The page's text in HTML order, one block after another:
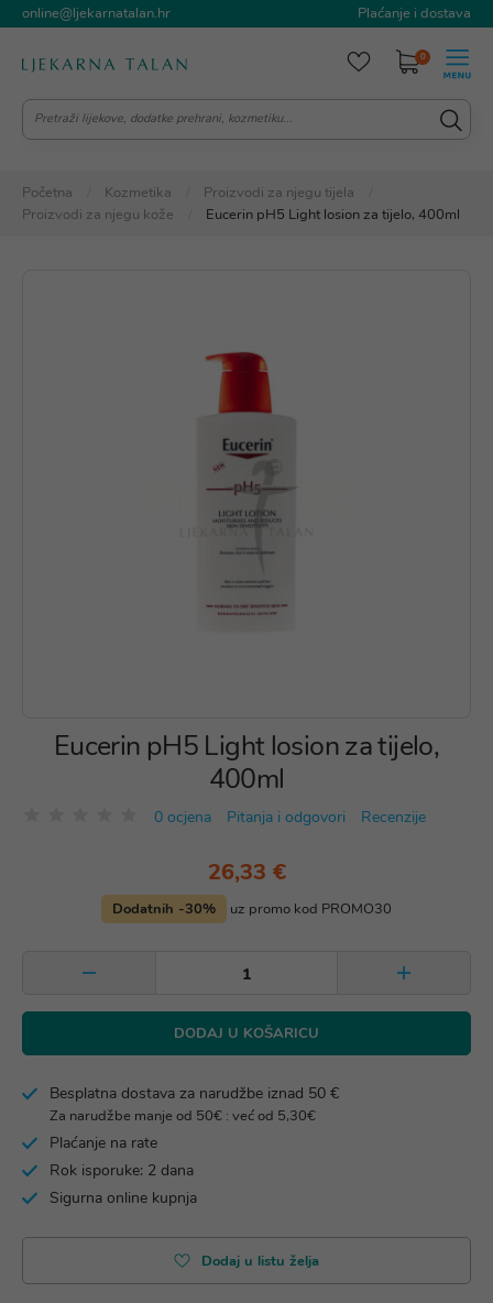
online@ljekarnatalan.hr Plaćanje i dostava
0
Početna Kozmetika
Proizvodi za njegu tijela
Proizvodi za njegu kože
Eucerin pH5 Light losion za tijelo, 400ml
Eucerin pH5 Light losion za tijelo,
400ml
0 ocjena Pitanja i odgovori Recenzije
26,33 €
Dodatnih -30% uz promo kod PROMO30
DODAJ U KOŠARICU
Besplatna dostava za narudžbe iznad 50 €
Za narudžbe manje od 50€ : već od 5,30€
Plaćanje na rate
Rok isporuke: 2 dana
Sigurna online kupnja
Dodaj u listu želja